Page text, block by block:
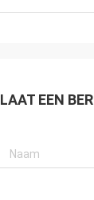
goed product!
LAAT EEN